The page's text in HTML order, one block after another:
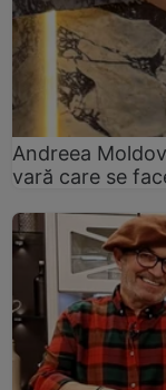
Andreea
vară care se